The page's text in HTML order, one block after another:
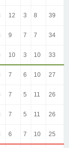
12 3 8 39
9 7 7 34
10 3 10 33
7 6 10 27
7 5 11 26
7 5 11 26
6 7 10 25